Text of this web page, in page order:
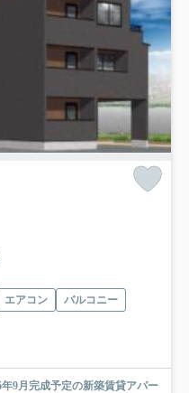
エアコン
バルコニー
9月完成予定の新築賃貸アパー